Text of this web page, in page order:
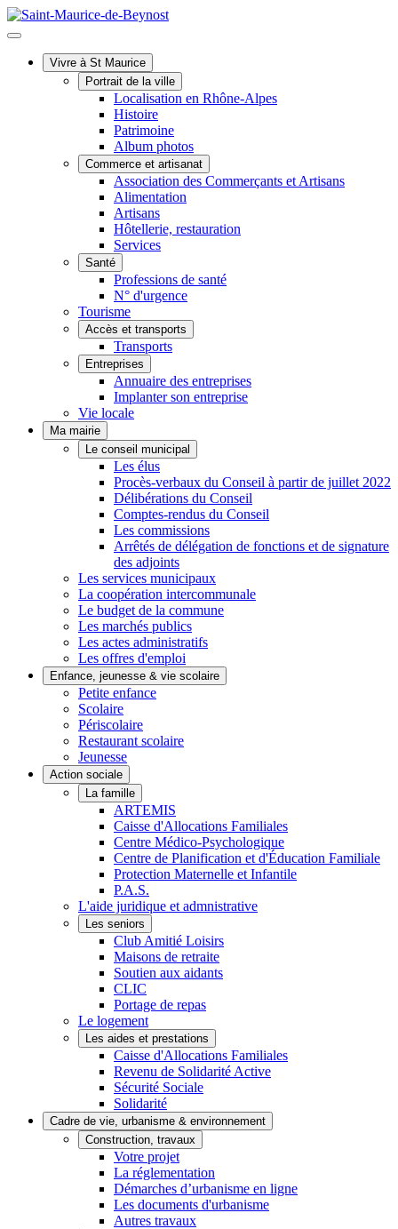
Vivre à St Maurice
Portrait de la ville
Localisation en Rhône-Alpes
Histoire
Patrimoine
Album photos
Commerce et artisanat
Association des Commerçants et Artisans
Alimentation
Artisans
Hôtellerie, restauration
Services
Santé
Professions de santé
N° d'urgence
Tourisme
Accès et transports
Transports
Entreprises
Annuaire des entreprises
Implanter son entreprise
Vie locale
Ma mairie
Le conseil municipal
Les élus
Procès-verbaux du Conseil à partir de juillet 2022
Délibérations du Conseil
Comptes-rendus du Conseil
Les commissions
Arrêtés de délégation de fonctions et de signature
des adjoints
Les services municipaux
La coopération intercommunale
Le budget de la commune
Les marchés publics
Les actes administratifs
Les offres d'emploi
Enfance, jeunesse & vie scolaire
Petite enfance
Scolaire
Périscolaire
Restaurant scolaire
Jeunesse
Action sociale
La famille
ARTEMIS
Caisse d'Allocations Familiales
Centre Médico-Psychologique
Centre de Planification et d'Éducation Familiale
Protection Maternelle et Infantile
P.A.S.
L'aide juridique et admnistrative
Les seniors
Club Amitié Loisirs
Maisons de retraite
Soutien aux aidants
CLIC
Portage de repas
Le logement
Les aides et prestations
Caisse d'Allocations Familiales
Revenu de Solidarité Active
Sécurité Sociale
Solidarité
Cadre de vie, urbanisme & environnement
Construction, travaux
Votre projet
La réglementation
Démarches d’urbanisme en ligne
Les documents d'urbanisme
Autres travaux